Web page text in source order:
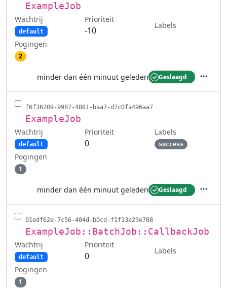
ExampleJob
Wachtrij
default
Prioriteit
-10
Labels
Pogingen
2
minder dan één minuut geleden Geslaagd
f6f36209-9987-4881-baa7-d7c0fa496aa7
ExampleJob
Wachtrij
default
Prioriteit
0
Labels
success
Pogingen
1
minder dan één minuut geleden Geslaagd
01edf62e-7c56-404d-b0cd-f1f13e23e708
ExampleJob::BatchJob::CallbackJob
Wachtrij
default
Prioriteit
0
Labels
Pogingen
1